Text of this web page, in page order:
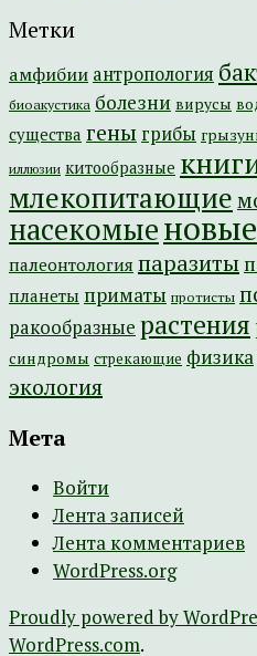
Метки
амфибии антропология
биоакустика болезни вирусы
существа гены грибы
иллюзии китообразные
млекопитающие
насекомые
палеонтология паразиты
планеты приматы протисты
ракообразные растения
синдромы стрекающие физика
экология
Мета
Войти
Лента записей
Лента комментариев
WordPress.org
Proudly powered by
WordPress.com.